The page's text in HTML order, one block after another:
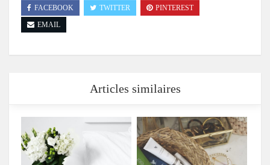
FACEBOOK TWITTER
PINTEREST
EMAIL
Articles similaires